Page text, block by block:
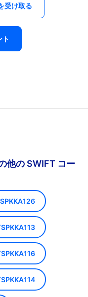
受け取る
ト
他の SWIFT コー